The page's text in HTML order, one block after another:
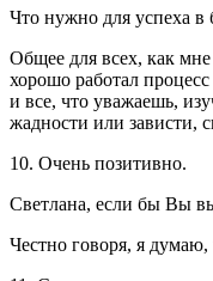
Что нужно для успеха в
Общее для всех, как
хорошо работал
и все, что уважаешь,
жадности или зависти,
10. Очень позитивно.
Светлана, если бы Вы
Честно говоря, я